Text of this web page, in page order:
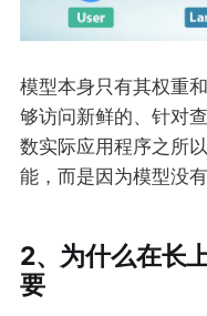
模型本身只有其权重
够访问新鲜的、针对
数实际应用程序之所
能，而是因为模型没
2、为什么在长
要